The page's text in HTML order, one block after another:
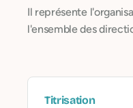
Il représente
l'ensemble des
Titrisation